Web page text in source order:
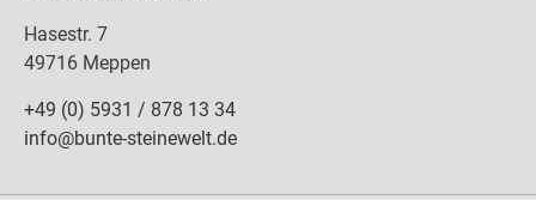
Hasestr. 7
49716 Meppen
+49 (0) 5931 / 878 13 34
info@bunte-steinewelt.de